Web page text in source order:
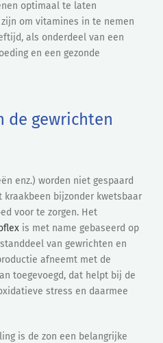
optimaal te laten
om vitamines in te nemen
als onderdeel van een
en een gezonde
de gewrichten
enz.) worden niet gespaard
kraakbeen bijzonder kwetsbaar
voor te zorgen. Het
is met name gebaseerd op
van gewrichten en
afneemt met de
toegevoegd, dat helpt bij de
stress en daarmee
is de zon een belangrijke